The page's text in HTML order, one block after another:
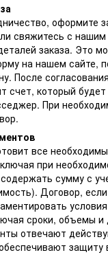
оформите
свяжитесь с
заказа. Это
на нашем сайте,
После
счет, который
При
все
при
сумму с
Договор,
условия
сроки, объемы и
отвечают
защиту